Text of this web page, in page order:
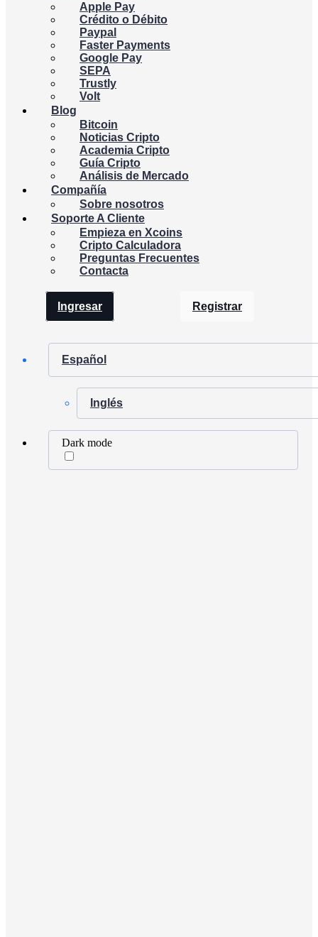
Apple Pay
Crédito o Débito
Paypal
Faster Payments
Google Pay
SEPA
Trustly
Volt
Blog
Bitcoin
Noticias Cripto
Academia Cripto
Guía Cripto
Análisis de Mercado
Compañía
Sobre nosotros
Soporte A Cliente
Empieza en Xcoins
Cripto Calculadora
Preguntas Frecuentes
Contacta
Ingresar Registrar
Español
Inglés
Dark mode